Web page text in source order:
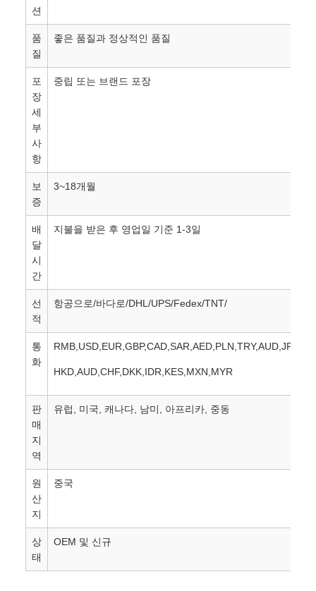
션
품
질
좋은 품질과 정상적인 품질
포
장
세
부
사
항
중립 또는 브랜드 포장
보
증
3~18개월
배
달
시
간
지불을 받은 후 영업일 기준 1-3일
선
적
항공으로/바다로/DHL/UPS/Fedex/TNT/
통
화
HKD,AUD,CHF,DKK,IDR,KES,MXN,MYR
판
매
지
역
유럽, 미국, 캐나다, 남미, 아프리카, 중동
원
산
지
중국
상
태
OEM 및 신규